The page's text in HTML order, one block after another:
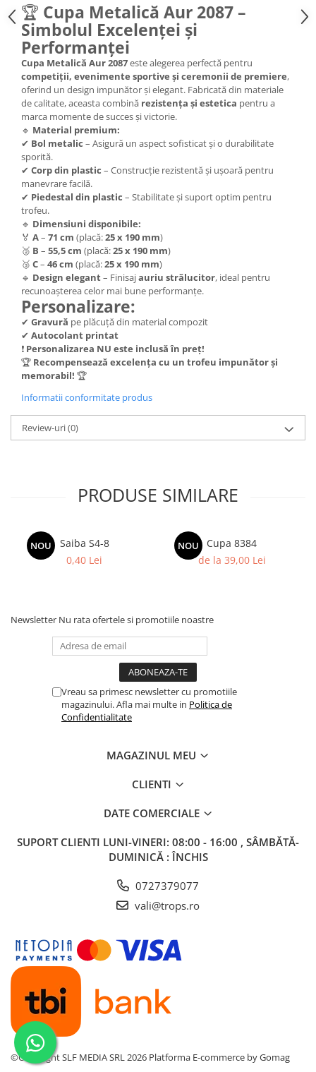
Trofee Metalice
Trofee Sticla
Accesorii Trofee
Personalizari Trofee
Cutii de Prezentare , Mape
Trofeu Plastic
Figurine
Figurine Rasina
Figurine Plastic
Accesorii Figurine
OUTLET
Cupe Outlet
Medalii Outlet
Trofee Outlet
Figurine Outlet
Personalizari
Produse Personalizate
Trofee Personalizate
Tematica Tricolor
Alte categorii
Columbofili
🏆 Cupa Metalică Aur 2087 –
Simbolul Excelenței și
Performanței
Cupa Metalică Aur 2087este alegerea perfectă pentru
competiții, evenimente sportive și ceremonii de premiere,
oferind un design impunător și elegant. Fabricată din materiale
de calitate, aceasta combină rezistența și estetica pentru a
marca momente de succes și victorie.
🔹 Material premium:
✔ Bol metalic – Asigură un aspect sofisticat și o durabilitate
sporită.
✔ Corp din plastic – Construcție rezistentă și ușoară pentru
manevrare facilă.
✔ Piedestal din plastic – Stabilitate și suport optim pentru
trofeu.
🔹 Dimensiuni disponibile:
🏅 A– 71 cm (placă:25 x 190 mm)
🥈 B – 55,5 cm (placă:25 x 190 mm)
🥉 C– 46 cm (placă:25 x 190 mm)
🔹 Design elegant– Finisajauriu strălucitor, ideal pentru
recunoașterea celor mai bune performanțe.
Personalizare:
✔ Gravură pe plăcuță din material compozit
✔ Autocolant printat
❗ Personalizarea NU este inclusă în preț!
🏆 Recompensează excelența cu un trofeu impunător și
memorabil! 🏆
Informatii conformitate produs
Review-uri(0)
PRODUSE SIMILARE
NOU
Saiba S4-8
0,40 Lei
NOU
Cupa 8384
de la 39,00 Lei
Newsletter Nu rata ofertele si promotiile noastre
Vreau sa primesc newsletter cu promotiile
magazinului. Afla mai multe in Politica de
Confidentialitate
MAGAZINUL MEU
CLIENTI
DATE COMERCIALE
SUPORT CLIENTI LUNI-VINERI: 08:00 - 16:00 , SÂMBĂTĂ-
DUMINICĂ : ÎNCHIS
0727379077
vali@trops.ro
©Copyright SLF MEDIA SRL 2026 Platforma E-commerce by Gomag